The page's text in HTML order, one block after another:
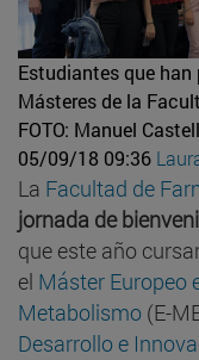
Estudiantes que
Másteres de la
FOTO: Manuel
05/09/18 09:36
La Facultad de
jornada de
que este año
el Máster Europeo
Metabolismo (E-
Desarrollo e